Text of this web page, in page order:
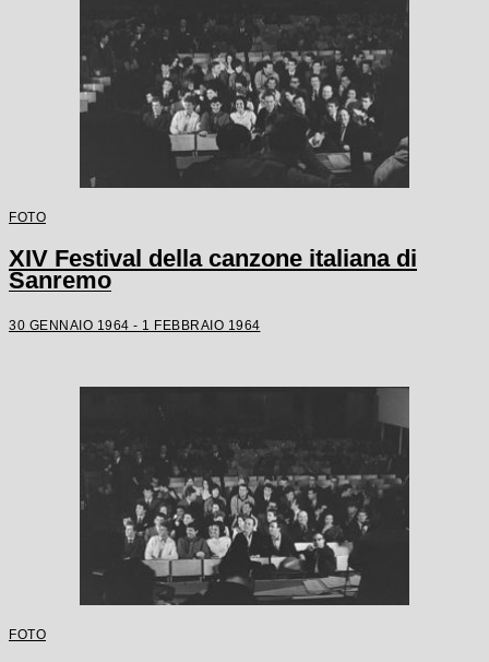
FOTO
XIV Festival della canzone italiana di
Sanremo
30 GENNAIO 1964 - 1 FEBBRAIO 1964
FOTO